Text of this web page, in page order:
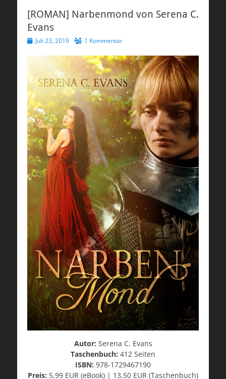
[ROMAN] Narbenmond von Serena C.
Evans
Veröffentlicht
Juli 23, 2019 1 Kommentar
Autor: Serena C. Evans
Taschenbuch: 412 Seiten
ISBN: 978-1729467190
Preis: 5,99 EUR (eBook) | 13,50 EUR (Taschenbuch)